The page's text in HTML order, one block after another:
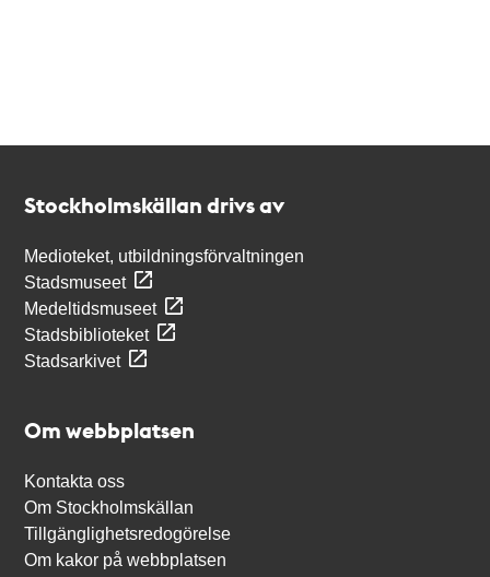
Stockholmskällan drivs av
Medioteket, utbildningsförvaltningen
Stadsmuseet
Medeltidsmuseet
Stadsbiblioteket
Stadsarkivet
Om webbplatsen
Kontakta oss
Om Stockholmskällan
Tillgänglighetsredogörelse
Om kakor på webbplatsen